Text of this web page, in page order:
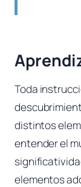
Toda
distintos
entender el
elementos